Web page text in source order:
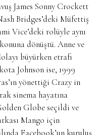
James Sonny Crockett
Bridges’deki Müfettiş
Vice’deki rolüyle aynı
dönüştü. Anne ve
büyürken etrafı
Johnson ise, 1999
yönettiği Crazy in
sinema hayatına
Globe seçildi ve
Mango için
Facebook’un kuruluş